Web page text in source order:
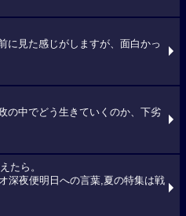
に見た感じがしますが、面白かっ
の中でどう生きていくのか、下劣
たら。
深夜便明日への言葉,夏の特集は戦